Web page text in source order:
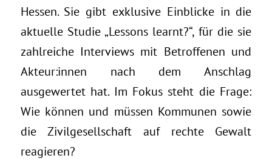
Hessen. Sie gibt exklusive Einblicke in die
aktuelle Studie „Lessons learnt?“, für die sie
zahlreiche Interviews mit Betroffenen und
Akteur:innen nach dem Anschlag
ausgewertet hat. Im Fokus steht die Frage:
Wie können und müssen Kommunen sowie
die Zivilgesellschaft auf rechte Gewalt
reagieren?